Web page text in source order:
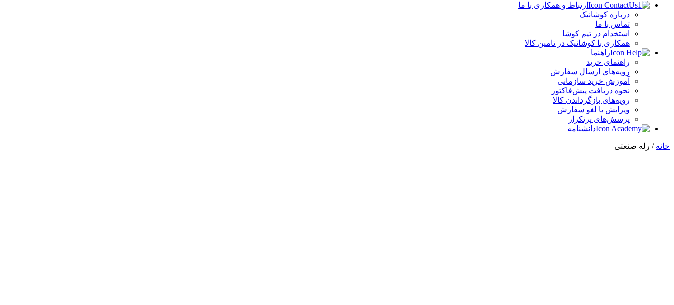
ارتباط و همکاری با ما
درباره کوشانیک
تماس با ما
استخدام در تیم کوشا
همکاری با کوشانیک در تامین کالا
راهنما
راهنمای خرید
رویه‌های ارسال سفارش
آموزش خرید سازمانی
نحوه دریافت پیش‌فاکتور
رویه‌های بازگرداندن کالا
ویرایش یا لغو سفارش
پرسش‌های پرتکرار
دانشنامه
خانه / رله صنعتی